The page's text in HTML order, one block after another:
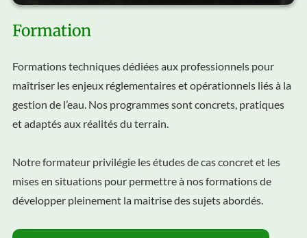
Formation
Formations techniques dédiées aux professionnels pour
maîtriser les enjeux réglementaires et opérationnels liés à la
gestion de l’eau. Nos programmes sont concrets, pratiques
et adaptés aux réalités du terrain.
Notre formateur privilégie les études de cas concret et les
mises en situations pour permettre à nos formations de
développer pleinement la maitrise des sujets abordés.